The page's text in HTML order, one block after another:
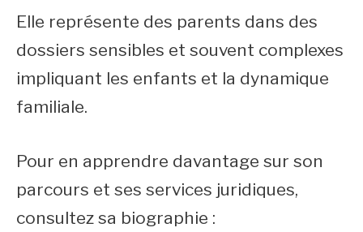
Elle représente des parents dans des
dossiers sensibles et souvent complexes
impliquant les enfants et la dynamique
familiale.
Pour en apprendre davantage sur son
parcours et ses services juridiques,
consultez sa biographie :